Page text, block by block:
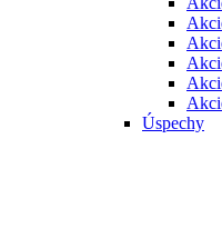
Úspechy